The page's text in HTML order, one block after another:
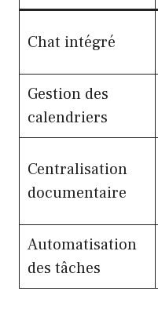
Chat intégré
Gestion des
calendriers
Centralisation
documentaire
Automatisation
des tâches